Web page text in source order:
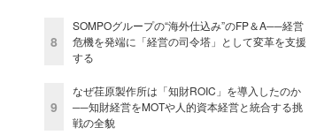
8
SOMPOグループの“海外仕込み”のFP＆A──経営
危機を発端に「経営の司令塔」として変革を支援
する
9
なぜ荏原製作所は「知財ROIC」を導入したのか
──知財経営をMOTや人的資本経営と統合する挑
戦の全貌